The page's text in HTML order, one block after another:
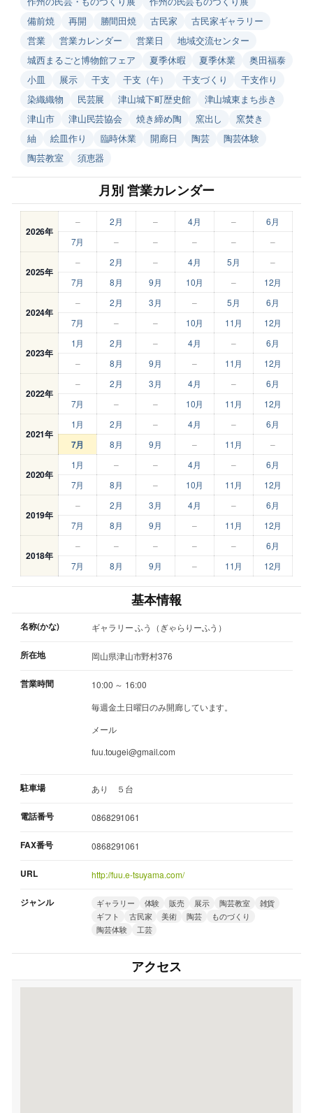
備前焼
再開 勝間田焼 古民家
古民家ギャラリー
営業
営業カレンダー 営業日
地域交流センター
城西まるごと博物館フェア
夏季休暇 夏季休業
奥田福泰
小皿
展示 干支 干支（午） 干支づくり
干支作り
染織織物
民芸展 津山城下町歴史館
津山城東まち歩き
津山市
津山民芸協会 焼き締め陶 窯出し
窯焚き
紬
絵皿作り 臨時休業 開廊日 陶芸
陶芸体験
陶芸教室
須恵器
月別 営業カレンダー
2026年
– 2月 – 4月 –
6月
7月
– – – – –
2025年
– 2月 – 4月 5月
–
7月
8月 9月 10月 – 12月
2024年
– 2月 3月 – 5月
6月
7月
– – 10月 11月 12月
2023年
1月 2月 – 4月 –
6月
–
8月 9月 – 11月 12月
2022年
– 2月 3月 4月 –
6月
7月
– – 10月 11月 12月
2021年
1月 2月 – 4月 – 6月
7月 8月 9月 – 11月 –
2020年
1月 – – 4月 –
6月
7月
8月 – 10月 11月 12月
2019年
– 2月 3月 4月 –
6月
7月
8月 9月 – 11月 12月
2018年
– – – – –
6月
7月
8月 9月 – 11月 12月
基本情報
名称(かな) ギャラリー ふう（ぎゃらりーふう）
所在地 岡山県津山市野村376
営業時間
10:00 ～ 16:00
毎週金土日曜日のみ開廊しています。
メール
fuu.tougei@gmail.com
駐車場 あり ５台
電話番号 0868291061
FAX番号 0868291061
URL http://fuu.e-tsuyama.com/
ジャンル ギャラリー 体験 販売 展示 陶芸教室
雑貨
ギフト
古民家 美術 陶芸
ものづくり
陶芸体験
工芸
アクセス